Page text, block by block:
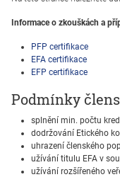
Informace o zkouškách a
PFP certifikace
EFA certifikace
EFP certifikace
Podmínky
splnění min. počtu
dodržování Etického
uhrazení členského
užívání titulu EFA v
užívání rozšířeného